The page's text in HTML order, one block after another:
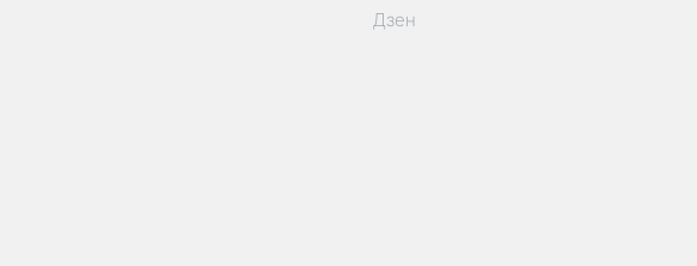
Дзен